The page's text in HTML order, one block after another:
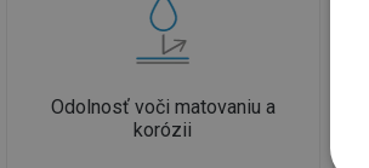
Odolnosť voči matovaniu a
korózii